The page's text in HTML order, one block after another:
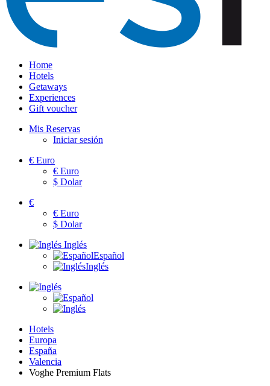
Home
Hotels
Getaways
Experiences
Gift voucher
Mis Reservas
Iniciar sesión
€ Euro
€ Euro
$ Dolar
€
€ Euro
$ Dolar
Inglés
Español
Inglés
Hotels
Europa
España
Valencia
Voghe Premium Flats